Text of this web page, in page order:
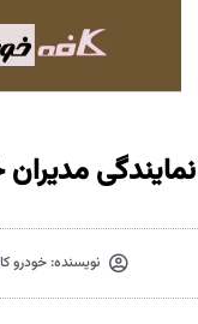
مدیران
نویسنده:خودرو